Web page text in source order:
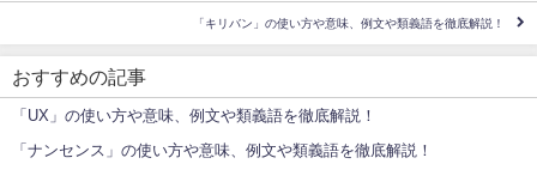
「キリバン」の使い方や意味、例文や類義語を徹底解説！
おすすめの記事
「UX」の使い方や意味、例文や類義語を徹底解説！
「ナンセンス」の使い方や意味、例文や類義語を徹底解説！